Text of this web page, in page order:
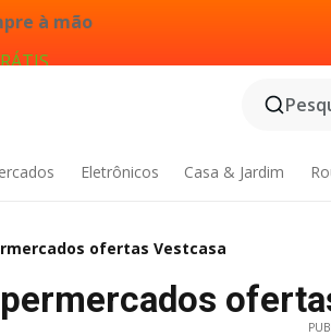
à mão
Eletrônicos Casa & Jardim
ofertas Vestcasa